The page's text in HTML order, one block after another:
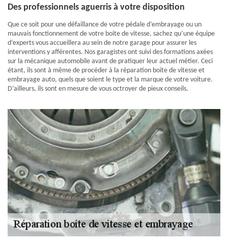
Des professionnels aguerris à votre disposition
Que ce soit pour une défaillance de votre pédale d’embrayage ou un
mauvais fonctionnement de votre boite de vitesse, sachez qu’une équipe
d’experts vous accueillera au sein de notre garage pour assurer les
interventions y afférentes. Nos garagistes ont suivi des formations axées
sur la mécanique automobile avant de pratiquer leur actuel métier. Ceci
étant, ils sont à même de procéder à la réparation boite de vitesse et
embrayage auto, quels que soient le type et la marque de votre voiture.
D’ailleurs, ils sont en mesure de vous octroyer de pieux conseils.